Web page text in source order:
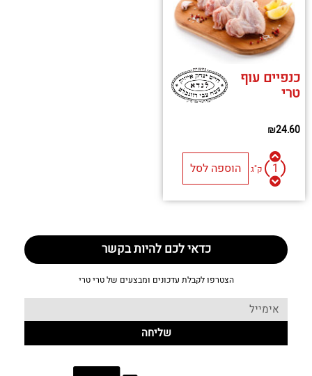
כנפיים עוף
טרי
₪24.60
ק"ג הוספה לסל
כדאי לכם להיות בקשר
הצטרפו לקבלת עדכונים ומבצעים של טרי טרי
שליחה